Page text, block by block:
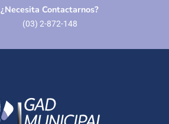
¿Necesita Contactarnos?
(03) 2-872-148